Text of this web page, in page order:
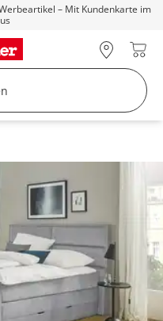
– Mit Kundenkarte im